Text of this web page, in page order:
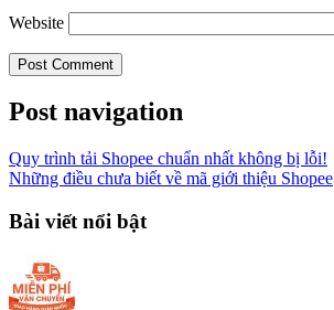
Website
Post navigation
Quy trình tải Shopee chuẩn nhất không bị lỗi!
Những điều chưa biết về mã giới thiệu Shopee
Bài viết nổi bật